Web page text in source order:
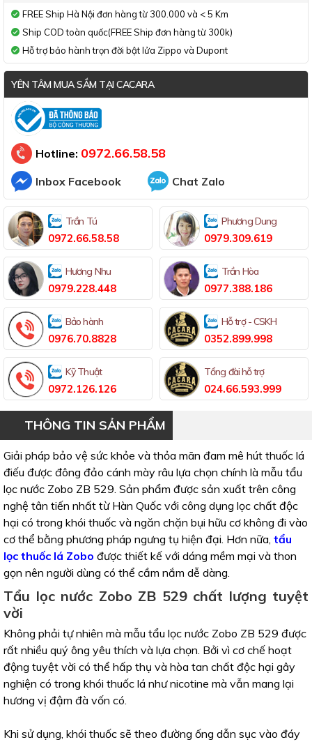
FREE Ship Hà Nội đơn hàng từ 300.000 và < 5 Km
Ship COD toàn quốc(FREE Ship đơn hàng từ 300k)
Hỗ trợ bảo hành trọn đời bật lửa Zippo và Dupont
YÊN TÂM MUA SẮM TẠI CACARA
Đã thông báo Bộ Công Thương
Hotline: 0972.66.58.58
Inbox Facebook Chat Zalo
Trần Tú
0972.66.58.58
Phương Dung
0979.309.619
Hương Nhu
0979.228.448
Trần Hòa
0977.388.186
Bảo hành
0976.70.8828
Hỗ trợ - CSKH
0352.899.998
Kỹ Thuật
0972.126.126
Tổng đài hỗ trợ
024.66.593.999
THÔNG TIN SẢN PHẨM
Giải pháp bảo vệ sức khỏe và thỏa mãn đam mê hút thuốc lá
điếu được đông đảo cánh mày râu lựa chọn chính là mẫu tẩu
lọc nước Zobo ZB 529. Sản phẩm được sản xuất trên công
nghệ tân tiến nhất từ Hàn Quốc với công dụng lọc chất độc
hại có trong khói thuốc và ngăn chặn bụi hữu cơ không đi vào
cơ thể bằng phương pháp ngưng tụ hiện đại. Hơn nữa, tẩu
lọc thuốc lá Zobo được thiết kế với dáng mềm mại và thon
gọn nên người dùng có thể cầm nắm dễ dàng.
Tẩu lọc nước Zobo ZB 529 chất lượng tuyệt
vời
Không phải tự nhiên mà mẫu tẩu lọc nước Zobo ZB 529 được
rất nhiều quý ông yêu thích và lựa chọn. Bởi vì cơ chế hoạt
động tuyệt vời có thể hấp thụ và hòa tan chất độc hại gây
nghiện có trong khói thuốc lá như nicotine mà vẫn mang lại
hương vị đậm đà vốn có.
Khi sử dụng, khói thuốc sẽ theo đường ống dẫn sục vào đáy